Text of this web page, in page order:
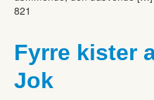
821
Fyrre kister
Jok